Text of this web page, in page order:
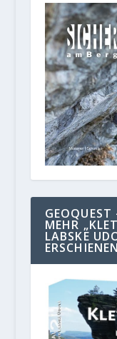
GEOQUEST
MEHR
LABSKE